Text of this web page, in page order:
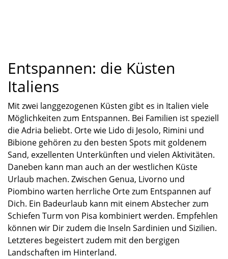
Entspannen: die Küsten
Italiens
Mit zwei langgezogenen Küsten gibt es in Italien viele
Möglichkeiten zum Entspannen. Bei Familien ist speziell
die Adria beliebt. Orte wie Lido di Jesolo, Rimini und
Bibionegehören zu den besten Spots mit goldenem
Sand, exzellenten Unterkünften und vielen Aktivitäten.
Daneben kann man auch an der westlichen Küste
Urlaub machen. Zwischen Genua, Livorno und
Piombino warten herrliche Orte zum Entspannen auf
Dich. Ein Badeurlaub kann mit einem Abstecher zum
Schiefen Turm von Pisa kombiniert werden. Empfehlen
können wir Dir zudem die Inseln Sardinien und Sizilien.
Letzteres begeistert zudem mit den bergigen
Landschaften im Hinterland.